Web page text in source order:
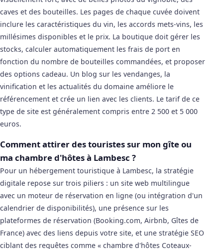
caves et des bouteilles. Les pages de chaque cuvée doivent
inclure les caractéristiques du vin, les accords mets-vins, les
millésimes disponibles et le prix. La boutique doit gérer les
stocks, calculer automatiquement les frais de port en
fonction du nombre de bouteilles commandées, et proposer
des options cadeau. Un blog sur les vendanges, la
vinification et les actualités du domaine améliore le
référencement et crée un lien avec les clients. Le tarif de ce
type de site est généralement compris entre 2 500 et 5 000
euros.
Comment attirer des touristes sur mon gîte ou
ma chambre d'hôtes à Lambesc ?
Pour un hébergement touristique à Lambesc, la stratégie
digitale repose sur trois piliers : un site web multilingue
avec un moteur de réservation en ligne (ou intégration d'un
calendrier de disponibilités), une présence sur les
plateformes de réservation (Booking.com, Airbnb, Gîtes de
France) avec des liens depuis votre site, et une stratégie SEO
ciblant des requêtes comme « chambre d'hôtes Coteaux-